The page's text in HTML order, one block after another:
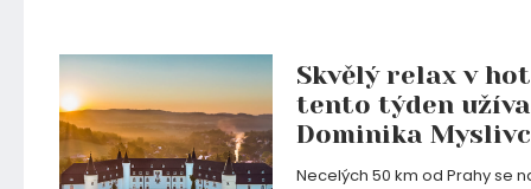
Skvělý relax v
tento týden
Dominika
Necelých 50 km od Prahy se